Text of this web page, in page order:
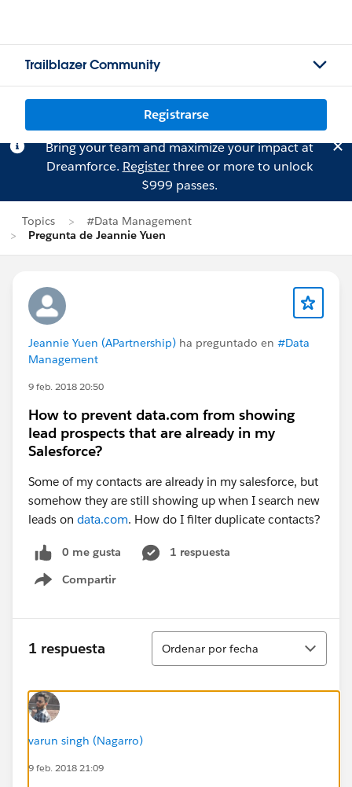
Trailblazer Community
Registrarse
Bring your team and maximize your impact at
Dreamforce. Registerthree or more to unlock
$999 passes.
Topics
#Data Management
Pregunta de Jeannie Yuen
Jeannie Yuen (APartnership) ha preguntado en #Data
Management
9 feb. 2018 20:50
How to prevent data.com from showing
lead prospects that are already in my
Salesforce?
Some of my contacts are already in my salesforce, but
somehow they are still showing up when I search new
leads on data.com. How do I filter duplicate contacts?
0 me gusta
1 respuesta
Compartir
Show menu
1 respuesta
Ordenar
Ordenar por fecha
varun singh (Nagarro)
9 feb. 2018 21:09